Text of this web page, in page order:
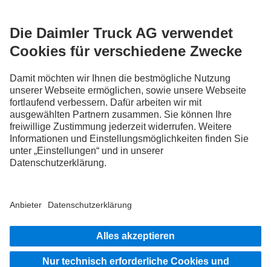
FOLLOW THE ROADSTARS.
Tausche jetzt Erfahrungen mit anderen Truckerinnen und
Truckern aus.
Steig ein
Impressum
Datenschutz